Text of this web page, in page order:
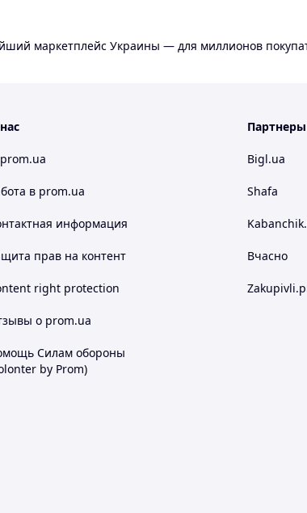
маркетплейс Украины — для миллионов
в prom.ua
информация
прав на контент
right protection
о prom.ua
Силам обороны
by Prom)
Партнеры
Bigl.ua
Shafa
Вчасно